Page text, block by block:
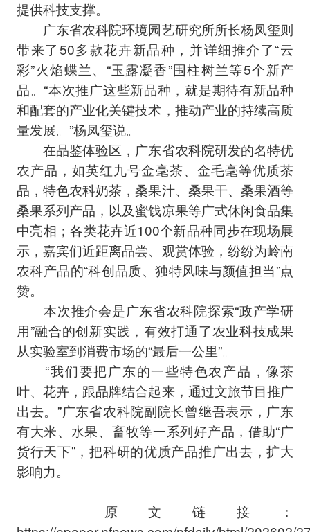
提供科技支撑。
广东省农科院环境园艺研究所所长杨凤玺则
带来了50多款花卉新品种，并详细推介了“云
彩”火焰蝶兰、“玉露凝香”围柱树兰等5个新产
品。“本次推广这些新品种，就是期待有新品种
和配套的产业化关键技术，推动产业的持续高质
量发展。”杨凤玺说。
在品鉴体验区，广东省农科院研发的名特优
农产品，如英红九号金毫茶、金毛毫等优质茶
品，特色农科奶茶，桑果汁、桑果干、桑果酒等
桑果系列产品，以及蜜饯凉果等广式休闲食品集
中亮相；各类花卉近100个新品种同步在现场展
示，嘉宾们近距离品尝、观赏体验，纷纷为岭南
农科产品的“科创品质、独特风味与颜值担当”点
赞。
本次推介会是广东省农科院探索“政产学研
用”融合的创新实践，有效打通了农业科技成果
从实验室到消费市场的“最后一公里”。
“我们要把广东的一些特色农产品，像茶
叶、花卉，跟品牌结合起来，通过文旅节目推广
出去。”广东省农科院副院长曾继吾表示，广东
有大米、水果、畜牧等一系列好产品，借助“广
货行天下”，把科研的优质产品推广出去，扩大
影响力。
原文链接：